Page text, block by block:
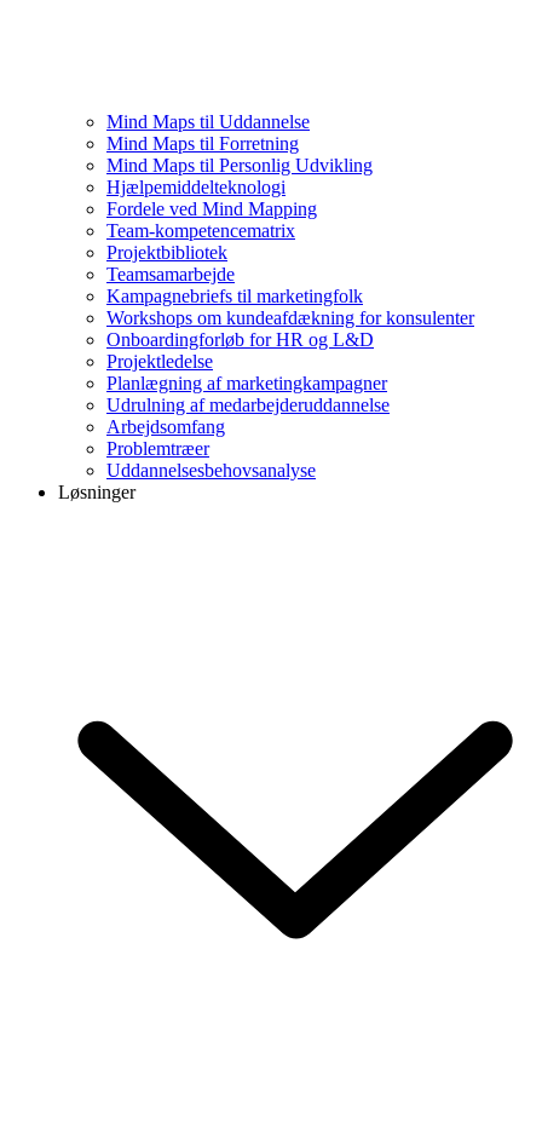
Mind Maps til Uddannelse
Mind Maps til Forretning
Mind Maps til Personlig Udvikling
Hjælpemiddelteknologi
Fordele ved Mind Mapping
Team-kompetencematrix
Projektbibliotek
Teamsamarbejde
Kampagnebriefs til marketingfolk
Workshops om kundeafdækning for konsulenter
Onboardingforløb for HR og L&D
Projektledelse
Planlægning af marketingkampagner
Udrulning af medarbejderuddannelse
Arbejdsomfang
Problemtræer
Uddannelsesbehovsanalyse
Løsninger